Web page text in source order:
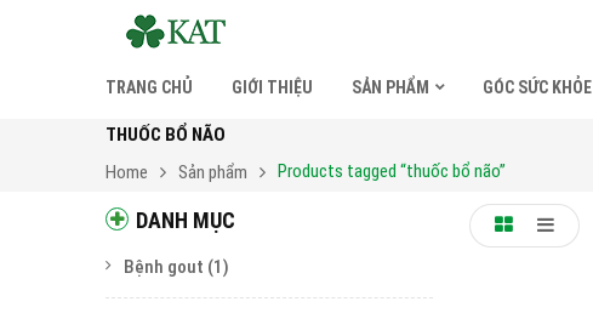
TRANG CHỦ GIỚI THIỆU SẢN PHẨM GÓC SỨC KHỎE
THUỐC BỔ NÃO
Home
Sản phẩm Products tagged “thuốc bổ não”
DANH MỤC
Bệnh gout (1)